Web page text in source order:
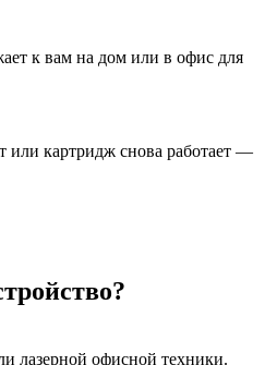
к вам на дом или в офис для
или картридж снова работает —
лазерной офисной техники.